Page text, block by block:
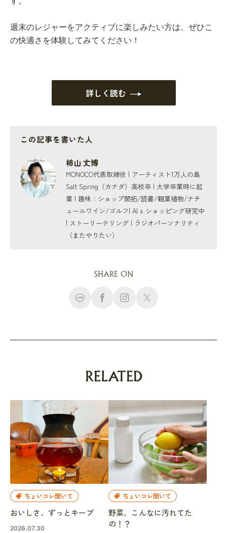
週末のレジャーをアクティブに楽しみたい方は、ぜひこ
の快適さを体験してみてください！
詳しく読む
この記事を書いた人
柿山 丈博
MONOCO代表取締役 | アーティスト1万人の島
Salt Spring（カナダ）高校卒 | 大学卒業時に起
業 | 趣味：ショップ開拓/読書/観葉植物/ナチ
ュールワイン/ゴルフ| AI x ショッピング研究中
| ストーリーテリング | ラジオパーソナリティ
（またやりたい）
SHARE ON
RELATED
ちょいコレ聞いて
おいしさ、ずっとキープ
2026.07.30
ちょいコレ聞いて
野菜、こんなに汚れてた
の！？